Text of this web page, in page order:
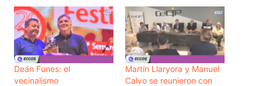
Deán Funes: el
vecinalismo
Martín Llaryora y Manuel
Calvo se reunieron con